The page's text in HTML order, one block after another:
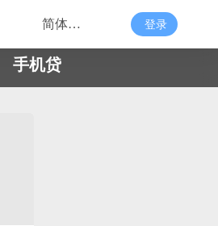
登录
手机贷